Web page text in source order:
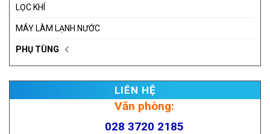
LỌC KHÍ
MÁY LÀM LẠNH NƯỚC
PHỤ TÙNG
LIÊN HỆ
Văn phòng:
028 3720 2185